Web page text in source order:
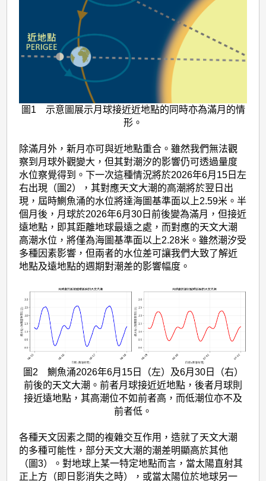
圖1 示意圖展示月球接近近地點的同時亦為滿月的情
形。
除滿月外，新月亦可與近地點重合。雖然我們無法觀
察到月球外觀變大，但其對潮汐的影響仍可透過量度
水位察覺得到。下一次這種情況將於2026年6月15日左
右出現（圖2），其對應天文大潮的高潮將於翌日出
現，屆時鰂魚涌的水位將達海圖基準面以上2.59米。半
個月後，月球於2026年6月30日前後變為滿月，但接近
遠地點，即其距離地球最遠之處，而對應的天文大潮
高潮水位，將僅為海圖基準面以上2.28米。雖然潮汐受
多種因素影響，但兩者的水位差可讓我們大致了解近
地點及遠地點的週期對潮差的影響幅度。
圖2 鰂魚涌2026年6月15日（左）及6月30日（右）
前後的天文大潮。前者月球接近近地點，後者月球則
接近遠地點，其高潮位不如前者高，而低潮位亦不及
前者低。
各種天文因素之間的複雜交互作用，造就了天文大潮
的多種可能性，部分天文大潮的潮差明顯高於其他
（圖3）。對地球上某一特定地點而言，當太陽直射其
正上方（即日影消失之時），或當太陽位於地球另一